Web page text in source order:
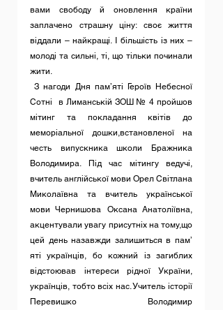
вами свободу й оновлення країни
заплачено страшну ціну: своє життя
віддали – найкращі. І більшість із них –
молоді та сильні, ті, що тільки починали
жити.
З нагоди Дня пам’яті Героїв Небесної
Сотні  в Лиманській ЗОШ № 4 пройшов
мітинг та покладання квітів до
меморіальної дошки,встановленої на
честь випускника школи Бражника
Володимира. Під час мітингу ведучі,
вчитель англійської мови Орел Світлана
Миколаївна та вчитель української
мови Чернишова Оксана Анатоліївна,
акцентували увагу присутніх на тому,що
цей день назавжди залишиться в пам’
яті українців, бо кожний із загиблих
відстоював інтереси рідної України,
українців, тобто всіх нас. Учитель історії
Перевишко Володимир